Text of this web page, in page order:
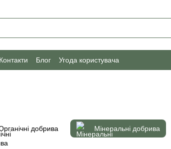
Контакти Блог Угода користувача
добрива Мінеральні добрива